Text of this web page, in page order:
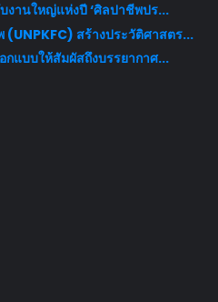
งานใหญ่แห่งปี ‘ศิลปาชีพปร...
สร้างประวัติศาสตร...
กแบบให้สัมผัสถึงบรรยากาศ...